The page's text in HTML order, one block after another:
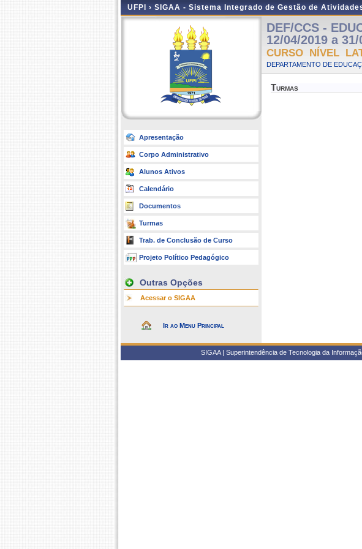
UFPI › SIGAA - Sistema Integrado de Gestão de
Apresentação
Corpo Administrativo
Alunos Ativos
Calendário
Documentos
Turmas
Trab. de Conclusão de Curso
Projeto Político Pedagógico
Outras Opções
Acessar o SIGAA
Ir ao Menu Principal
DEF/CCS -
12/04/2019 a
CURSO NÍVEL
DEPARTAMENTO DE
Turmas
SIGAA | Superintendência de Tecnologia da